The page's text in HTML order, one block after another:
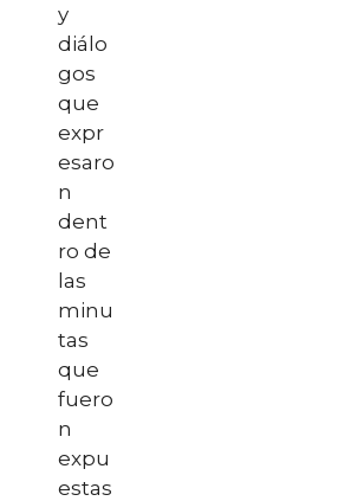
y
diálo
gos
que
expr
esaro
n
dent
ro de
las
minu
tas
que
fuero
n
expu
estas